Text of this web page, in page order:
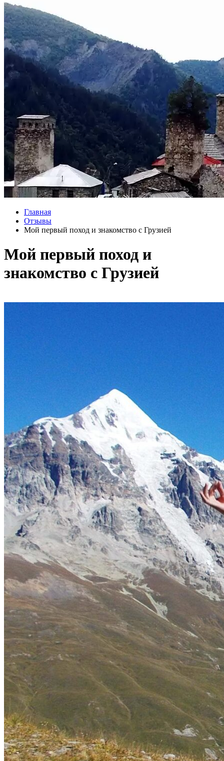
Главная
Отзывы
Мой первый поход и знакомство с Грузией
Мой первый поход и
знакомство с Грузией